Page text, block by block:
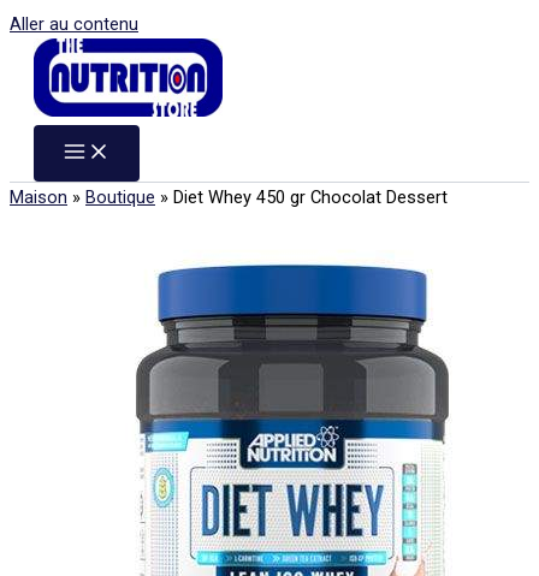
Aller au contenu
Maison » Boutique » Diet Whey 450 gr Chocolat Dessert